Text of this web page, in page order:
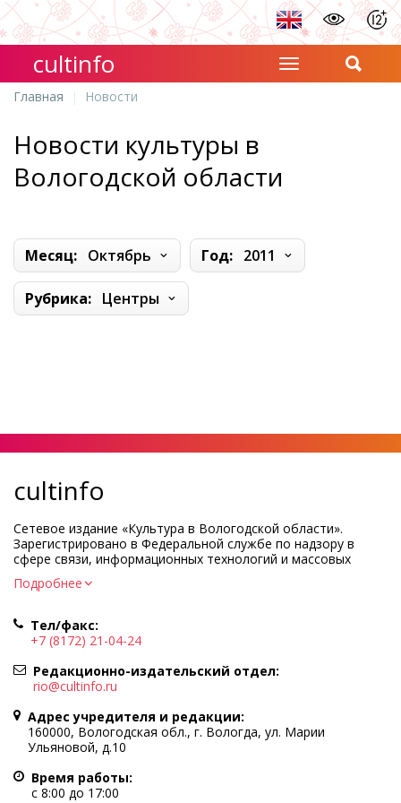
cultinfo
Главная Новости
Новости культуры в
Вологодской области
Месяц: Октябрь Год: 2011
Рубрика: Центры
cultinfo
Сетевое издание «Культура в Вологодской области».
Зарегистрировано в Федеральной службе по надзору в
сфере связи, информационных технологий и массовых
коммуникаций.
Регистрационный номер и дата принятия решения о
Учредитель КУ ВО «Информационно-аналитический центр
культуры»
Адрес учредителя и редакции: 160000, Вологодская обл., г.
Вологда, ул. Марии Ульяновой, д.10
Главный редактор — Легчанова Елена Григорьевна
Политика в отношении обработки персональных данных
При полном или частичном использовании информации
портала гиперссылка на cultinfo.ru обязательна.
Редакция не несет ответственности за достоверность
Подробнее
Тел/факс:
+7 (8172) 21-04-24
Редакционно-издательский отдел:
rio@cultinfo.ru
Адрес учредителя и редакции:
160000, Вологодская обл., г. Вологда, ул. Марии
Ульяновой, д.10
Время работы:
с 8:00 до 17:00